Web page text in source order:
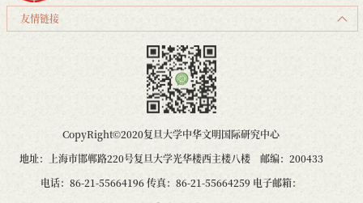
友情链接
CopyRight©2020复旦大学中华文明国际研究中心
地址：上海市邯郸路220号复旦大学光华楼西主楼八楼 邮编：200433
电话：86-21-55664196 传真：86-21-55664259 电子邮箱：